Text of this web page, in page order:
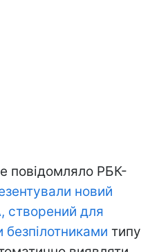
повідомляло РБК-
новий
створений для
типу